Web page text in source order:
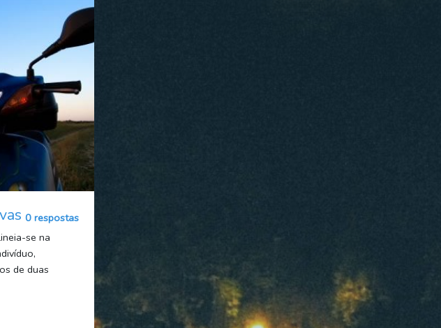
0 respostas
se na
de duas